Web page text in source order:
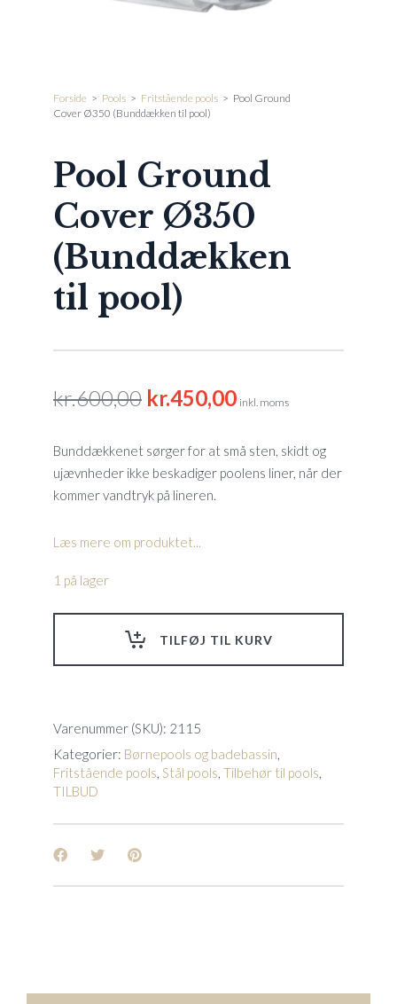
Forside > Pools > Fritstående pools > Pool Ground
Cover Ø350 (Bunddækken til pool)
Pool Ground
Cover Ø350
(Bunddækken
til pool)
kr.600,00 Den
var:
kr.600,00.
kr.450,00Den
kr.450,00.
inkl. moms
Bunddækkenet sørger for at små sten, skidt og
ujævnheder ikke beskadiger poolens liner, når der
kommer vandtryk på lineren.
Læs mere om produktet...
1 på lager
TILFØJ TIL KURV
Varenummer (SKU): 2115
Kategorier: Børnepools og badebassin,
Fritstående pools, Stål pools, Tilbehør til pools,
TILBUD